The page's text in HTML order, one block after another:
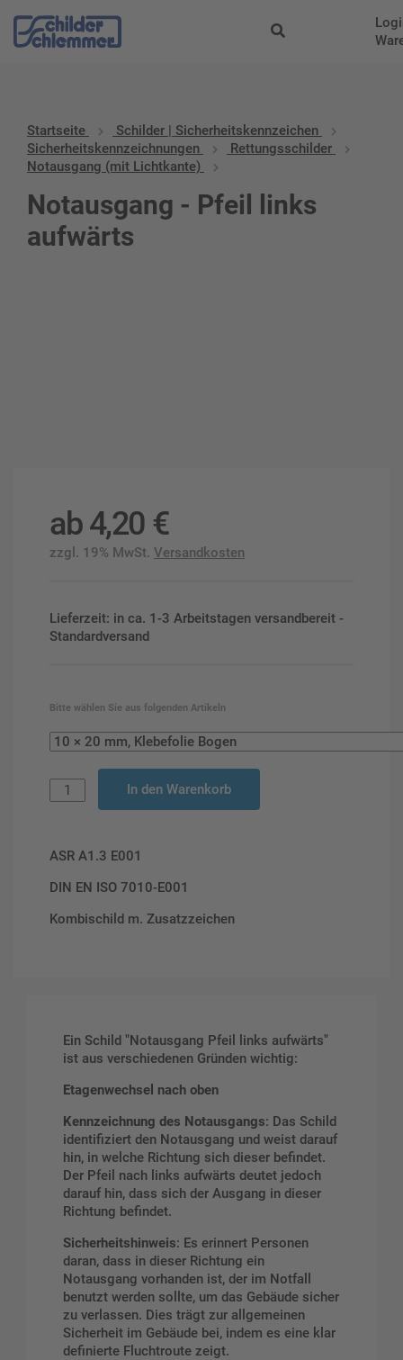
Startseite
Schilder | Sicherheitskennzeichen
Sicherheitskennzeichnungen
Rettungsschilder
Notausgang (mit Lichtkante)
Notausgang - Pfeil links
aufwärts
ab4,20 €
zzgl. 19% MwSt. Versandkosten
Lieferzeit: in ca. 1-3 Arbeitstagen versandbereit -
Standardversand
Bitte wählen Sie aus folgenden Artikeln
In den Warenkorb
ASR A1.3 E001
DIN EN ISO 7010-E001
Kombischild m. Zusatzzeichen
Ein Schild "Notausgang Pfeil links aufwärts"
ist aus verschiedenen Gründen wichtig:
Etagenwechsel nach oben
Kennzeichnung des Notausgangs: Das Schild
identifiziert den Notausgang und weist darauf
hin, in welche Richtung sich dieser befindet.
Der Pfeil nach links aufwärts deutet jedoch
darauf hin, dass sich der Ausgang in dieser
Richtung befindet.
Sicherheitshinweis: Es erinnert Personen
daran, dass in dieser Richtung ein
Notausgang vorhanden ist, der im Notfall
benutzt werden sollte, um das Gebäude sicher
zu verlassen. Dies trägt zur allgemeinen
Sicherheit im Gebäude bei, indem es eine klar
definierte Fluchtroute zeigt.